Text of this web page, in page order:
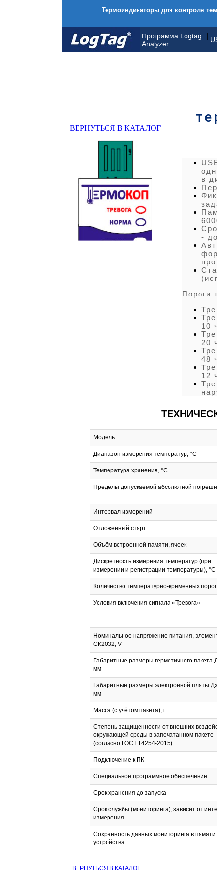
Термоиндикаторы для контроля
Программа Logtag
Analyzer
|
ВЕРНУТЬСЯ В КАТАЛОГ
в
-
Пороги
10
20
48
12
Модель
Диапазон измерения температур, °С
Температура хранения, °С
Пределы допускаемой абсолютной
Интервал измерений
Отложенный старт
Объём встроенной памяти, ячеек
Дискретность измерения температур (при
измерении и регистрации температуры), °С
Количество температурно-временных
Условия включения сигнала «Тревога»
Номинальное напряжение питания,
СК2032, V
Габаритные размеры герметичного пакета
мм
Габаритные размеры электронной платы
мм
Масса (с учётом пакета), г
Степень защищённости от внешних
окружающей среды в запечатанном пакете
(согласно ГОСТ 14254-2015)
Подключение к ПК
Специальное программное обеспечение
Срок хранения до запуска
Срок службы (мониторинга), зависит от
измерения
Сохранность данных мониторинга в памяти
устройства
ВЕРНУТЬСЯ В КАТАЛОГ